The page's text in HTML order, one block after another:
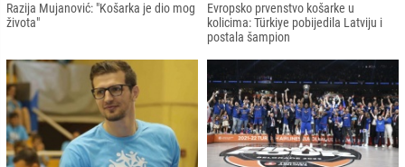
Razija Mujanović: "Košarka je dio mog
života"
Evropsko prvenstvo košarke u
kolicima: Türkiye pobijedila Latviju i
postala šampion